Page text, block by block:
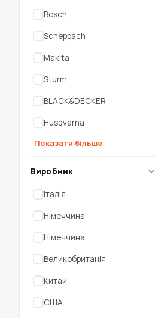
Bosch
Scheppach
Makita
Sturm
BLACK&DECKER
Husqvarna
Показати більше
Виробник
Італія
Німеччина
Німеччина
Великобританія
Китай
США